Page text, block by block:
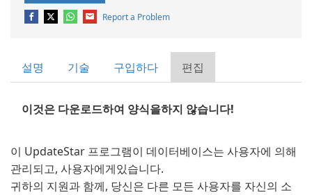
Report a Problem
설명 기술 구입하다 편집
이것은 다운로드하여 양식을하지 않습니다!
이 UpdateStar 프로그램이 데이터베이스는 사용자에 의해
관리되고, 사용자에게있습니다.
귀하의 지원과 함께, 당신은 다른 모든 사용자를 자신의 소